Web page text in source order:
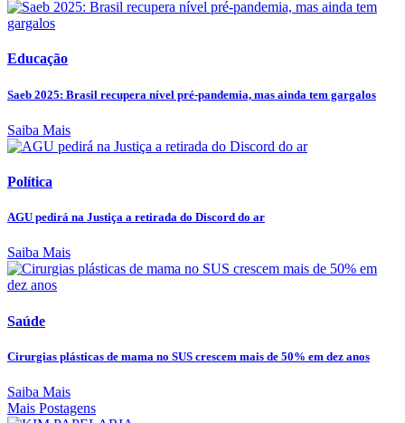
Educação
Saeb 2025: Brasil recupera nível pré-pandemia, mas ainda tem gargalos
Saiba Mais
Política
AGU pedirá na Justiça a retirada do Discord do ar
Saiba Mais
Saúde
Cirurgias plásticas de mama no SUS crescem mais de 50% em dez anos
Saiba Mais
Mais Postagens